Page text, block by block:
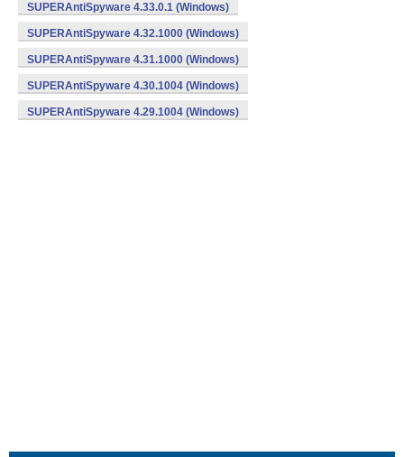
SUPERAntiSpyware 4.33.0.1 (Windows)
SUPERAntiSpyware 4.32.1000 (Windows)
SUPERAntiSpyware 4.31.1000 (Windows)
SUPERAntiSpyware 4.30.1004 (Windows)
SUPERAntiSpyware 4.29.1004 (Windows)